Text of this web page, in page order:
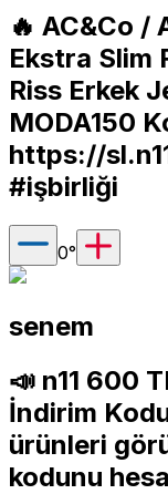
🔥 AC&Co /
Ekstra Slim
Riss Erkek
MODA150
https://
#işbirliği
0°
senem
📣 n11 600
İndirim
ürünleri
kodunu